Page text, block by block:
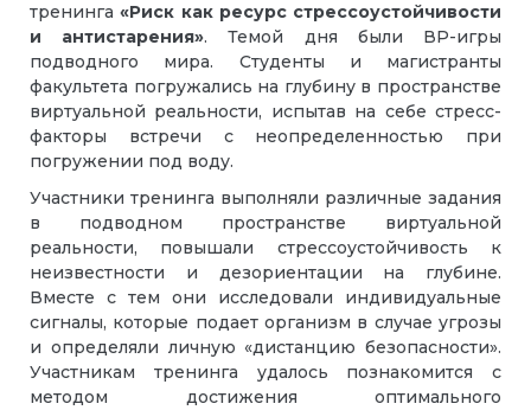
тренинга«Риск как ресурс стрессоустойчивости
и антистарения». Темой дня были ВР-игры
подводного мира. Студенты и магистранты
факультета погружались на глубину в пространстве
виртуальной реальности, испытав на себе стресс-
факторы встречи с неопределенностью при
погружении под воду.
Участники тренинга выполняли различные задания
в подводном пространстве виртуальной
реальности, повышали стрессоустойчивость к
неизвестности и дезориентации на глубине.
Вместе с тем они исследовали индивидуальные
сигналы, которые подает организм в случае угрозы
и определяли личную «дистанцию безопасности».
Участникам тренинга удалось познакомится с
методом достижения оптимального